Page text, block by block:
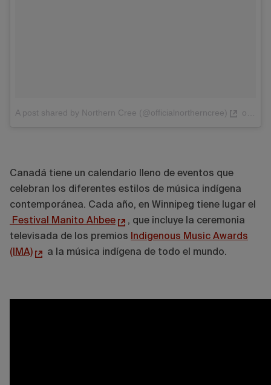
A post shared by Northern Cree (@officialnortherncree) on
Canadá tiene un calendario lleno de eventos que
celebran los diferentes estilos de música indígena
contemporánea. Cada año, en Winnipeg tiene lugar el
Festival Manito Ahbee
, que incluye la ceremonia
televisada de los premios
Indigenous Music Awards
(IMA)
a la música indígena de todo el mundo.